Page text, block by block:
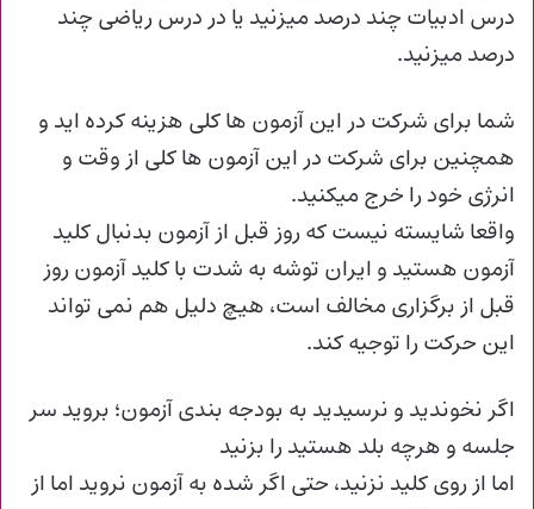
درس ادبیات چند درصد میزنید یا در درس ریاضی چند
درصد میزنید.
شما برای شرکت در این آزمون ها کلی هزینه کرده اید و
همچنین برای شرکت در این آزمون ها کلی از وقت و
انرژی خود را خرج میکنید.
واقعا شایسته نیست که روز قبل از آزمون بدنبال کلید
آزمون هستید و ایران توشه به شدت با کلید آزمون روز
قبل از برگزاری مخالف است، هیچ دلیل هم نمی تواند
این حرکت را توجیه کند.
اگر نخوندید و نرسیدید به بودجه بندی آزمون؛ بروید سر
جلسه و هرچه بلد هستید را بزنید
اما از روی کلید نزنید، حتی اگر شده به آزمون نروید اما از